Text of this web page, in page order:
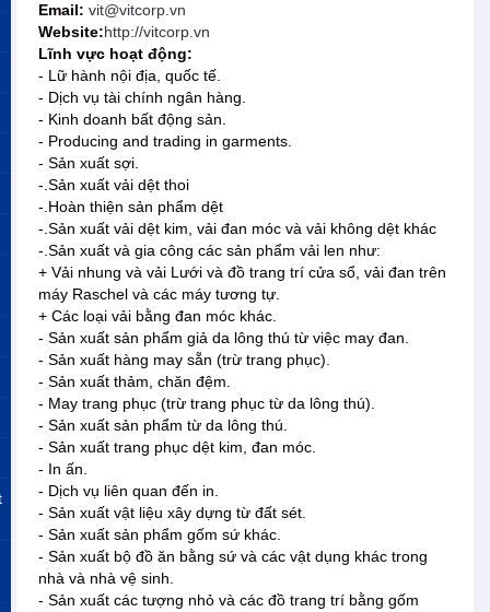
Email: vit@vitcorp.vn
Website:http://vitcorp.vn
Lĩnh vực hoạt động:
- Lữ hành nội địa, quốc tế.
- Dịch vụ tài chính ngân hàng.
- Kinh doanh bất động sản.
- Producing and trading in garments.
- Sản xuất sợi.
-.Sản xuất vải dệt thoi
-.Hoàn thiện sản phẩm dệt
-.Sản xuất vải dệt kim, vải đan móc và vải không dệt khác
-.Sản xuất và gia công các sản phẩm vải len như:
+ Vải nhung và vải Lưới và đồ trang trí cửa sổ, vải đan trên
máy Raschel và các máy tương tự.
+ Các loại vải bằng đan móc khác.
- Sản xuất sản phẩm giả da lông thú từ việc may đan.
- Sản xuất hàng may sẵn (trừ trang phục).
- Sản xuất thảm, chăn đệm.
- May trang phục (trừ trang phục từ da lông thú).
- Sản xuất sản phẩm từ da lông thú.
- Sản xuất trang phục dệt kim, đan móc.
- In ấn.
- Dịch vụ liên quan đến in.
- Sản xuất vật liệu xây dựng từ đất sét.
- Sản xuất sản phẩm gốm sứ khác.
- Sản xuất bộ đồ ăn bằng sứ và các vật dụng khác trong
nhà và nhà vệ sinh.
- Sản xuất các tượng nhỏ và các đồ trang trí bằng gốm